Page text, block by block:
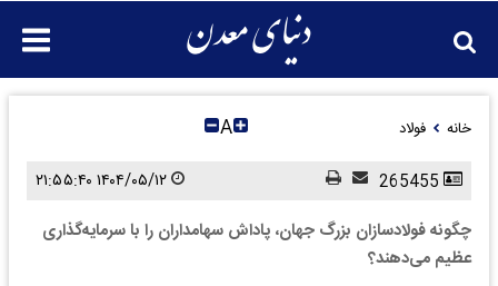
خانه فولاد A
چگونه فولادسازان بزرگ جهان، پاداش سهامداران را با سرمایه‌گذاری
عظیم می‌دهند؟